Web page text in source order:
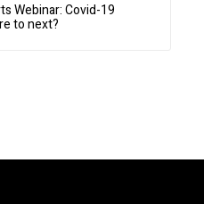
Webinar: Covid-19
to next?